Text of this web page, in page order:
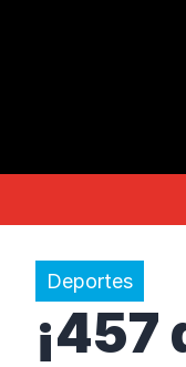
Deportes
¡457